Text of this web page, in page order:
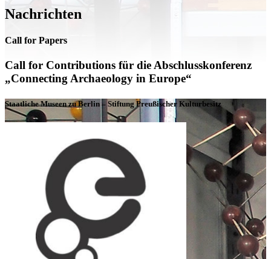
Nachrichten
Call for Papers
Call for Contributions für die Abschlusskonferenz
„Connecting Archaeology in Europe“
Staatliche Museen zu Berlin – Stiftung Preußischer Kulturbesitz